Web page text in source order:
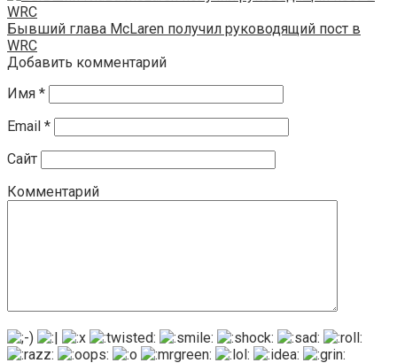
Бывший глава McLaren получил руководящий пост в
WRC
Добавить комментарий
Имя *
Email *
Сайт
Комментарий